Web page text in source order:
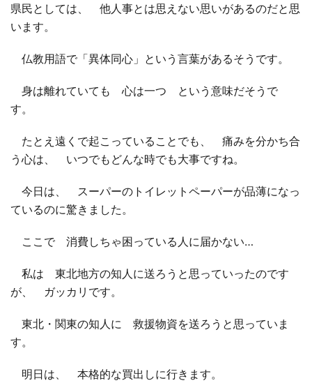
県民としては、 他人事とは思えない思いがあるのだと思
います。
仏教用語で「異体同心」という言葉があるそうです。
身は離れていても 心は一つ という意味だそうで
す。
たとえ遠くで起こっていることでも、 痛みを分かち合
う心は、 いつでもどんな時でも大事ですね。
今日は、 スーパーのトイレットペーパーが品薄になっ
ているのに驚きました。
ここで 消費しちゃ困っている人に届かない…
私は 東北地方の知人に送ろうと思っていったのです
が、 ガッカリです。
東北・関東の知人に 救援物資を送ろうと思っていま
す。
明日は、 本格的な買出しに行きます。